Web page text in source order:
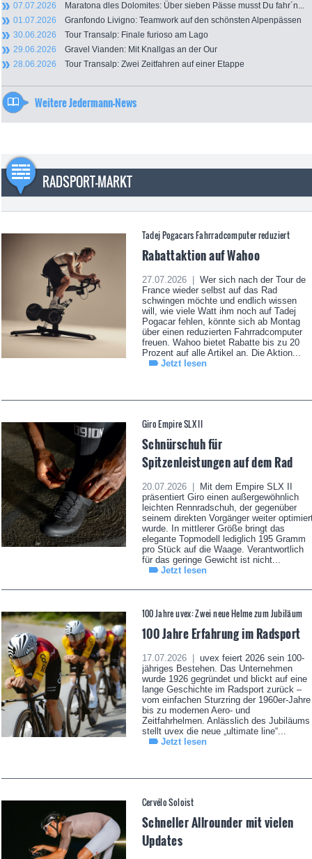
07.07.2026 Maratona dles Dolomites: Über sieben Pässe musst Du fahr´n...
01.07.2026 Granfondo Livigno: Teamwork auf den schönsten Alpenpässen
30.06.2026 Tour Transalp: Finale furioso am Lago
29.06.2026 Gravel Vianden: Mit Knallgas an der Our
28.06.2026 Tour Transalp: Zwei Zeitfahren auf einer Etappe
Weitere Jedermann-News
RADSPORT-MARKT
Tadej Pogacars Fahrradcomputer reduziert
Rabattaktion auf Wahoo
27.07.2026 |
Wer sich nach der Tour de
France wieder selbst auf das Rad
schwingen möchte und endlich wissen
will, wie viele Watt ihm noch auf Tadej
Pogacar fehlen, könnte sich ab Montag
über einen reduzierten Fahrradcomputer
freuen. Wahoo bietet Rabatte bis zu 20
Prozent auf alle Artikel an. Die Aktion...
Jetzt lesen
Giro Empire SLX II
Schnürschuh für
Spitzenleistungen auf dem Rad
20.07.2026 |
Mit dem Empire SLX II
präsentiert Giro einen außergewöhnlich
leichten Rennradschuh, der gegenüber
seinem direkten Vorgänger weiter
wurde. In mittlerer Größe bringt das
elegante Topmodell lediglich 195 Gramm
pro Stück auf die Waage. Verantwortlich
für das geringe Gewicht ist nicht...
Jetzt lesen
100 Jahre uvex: Zwei neue Helme zum Jubiläum
100 Jahre Erfahrung im Radsport
17.07.2026 |
uvex feiert 2026 sein 100-
jähriges Bestehen. Das Unternehmen
wurde 1926 gegründet und blickt auf eine
lange Geschichte im Radsport zurück –
vom einfachen Sturzring der 1960er-Jahre
bis zu modernen Aero- und
Zeitfahrhelmen. Anlässlich des Jubiläums
stellt uvex die neue „ultimate line“...
Jetzt lesen
Cervélo Soloist
Schneller Allrounder mit vielen
Updates